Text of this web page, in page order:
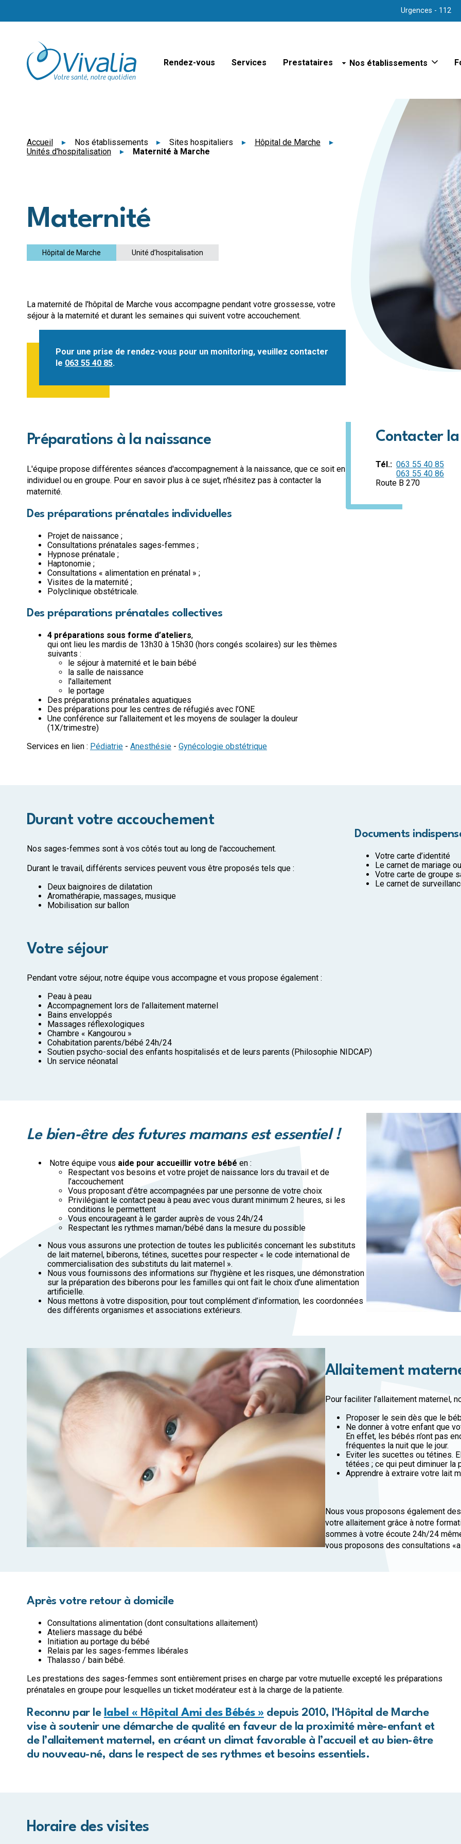
Urgences - 112
Rendez-vous Services Prestataires Nos établissements
Hôpital d'Arlon
Hôpital de Bastogne
Hôpital de Libramont
Hôpital de Marche
Hôpital de Virton
Hôpital psychiatrique de
Polyclinique de Vielsalm
Maison de repos et de
Maison de repos et de soins
Maison de repos et de
Maison de repos et de
Maison de repos et de
Maison de repos et de
Crèches
Crèche d'Arlon
Crèche de Libramont
Crèche de Marche
Maison de soins
MSP Belle-Vue à Athus
Accueil Nos établissements Sites hospitaliers
Hôpital de Marche
Unités d'hospitalisation
Maternité à Marche
Maternité
Hôpital de Marche Unité d’hospitalisation
La maternité de l'hôpital de Marche vous accompagne pendant votre grossesse, votre
séjour à la maternité et durant les semaines qui suivent votre accouchement.
Pour une prise de rendez-vous pour un monitoring, veuillez contacter
le 063 55 40 85.
Préparations à la naissance
L'équipe propose différentes séances d'accompagnement à la naissance, que ce soit en
individuel ou en groupe. Pour en savoir plus à ce sujet, n'hésitez pas à contacter la
maternité.
Des préparations prénatales individuelles
Projet de naissance ;
Consultations prénatales sages-femmes ;
Hypnose prénatale ;
Haptonomie ;
Consultations « alimentation en prénatal » ;
Visites de la maternité ;
Polyclinique obstétricale.
Des préparations prénatales collectives
4 préparations sous forme d’ateliers,
qui ont lieu les mardis de 13h30 à 15h30 (hors congés scolaires) sur les thèmes
suivants :
le séjour à maternité et le bain bébé
la salle de naissance
l'allaitement
le portage
Des préparations prénatales aquatiques
Des préparations pour les centres de réfugiés avec l’ONE
Une conférence sur l’allaitement et les moyens de soulager la douleur
(1X/trimestre)
Services en lien : Pédiatrie - Anesthésie - Gynécologie obstétrique
Contacter
Tél.
063 55 40 85
063 55 40 86
Route B 270
Durant votre accouchement
Nos sages-femmes sont à vos côtés tout au long de l'accouchement.
Durant le travail, différents services peuvent vous être proposés tels que :
Deux baignoires de dilatation
Aromathérapie, massages, musique
Mobilisation sur ballon
Documents
Votre carte d’identité
Le carnet de mariage
Votre carte de groupe
Le carnet de
Votre séjour
Pendant votre séjour, notre équipe vous accompagne et vous propose également :
Peau à peau
Accompagnement lors de l’allaitement maternel
Bains enveloppés
Massages réflexologiques
Chambre « Kangourou »
Cohabitation parents/bébé 24h/24
Soutien psycho-social des enfants hospitalisés et de leurs parents (Philosophie NIDCAP)
Un service néonatal
Le bien-être des futures mamans est essentiel !
Notre équipe vous aide pour accueillir votre bébé en :
Respectant vos besoins et votre projet de naissance lors du travail et de
l’accouchement
Vous proposant d’être accompagnées par une personne de votre choix
Privilégiant le contact peau à peau avec vous durant minimum 2 heures, si les
conditions le permettent
Vous encourageant à le garder auprès de vous 24h/24
Respectant les rythmes maman/bébé dans la mesure du possible
Nous vous assurons une protection de toutes les publicités concernant les substituts
de lait maternel, biberons, tétines, sucettes pour respecter « le code international de
commercialisation des substituts du lait maternel ».
Nous vous fournissons des informations sur l’hygiène et les risques, une démonstration
sur la préparation des biberons pour les familles qui ont fait le choix d’une alimentation
artificielle.
Nous mettons à votre disposition, pour tout complément d’information, les coordonnées
des différents organismes et associations extérieurs.
Allaitement
Pour faciliter l’allaitement maternel,
Proposer le sein dès que le
Ne donner à votre enfant que
En effet, les bébés n’ont pas
fréquentes la nuit que le jour.
Eviter les sucettes ou tétines.
tétées ; ce qui peut diminuer la
Apprendre à extraire votre lait
Nous vous proposons également
votre allaitement grâce à notre
sommes à votre écoute 24h/24
vous proposons des consultations
Après votre retour à domicile
Consultations alimentation (dont consultations allaitement)
Ateliers massage du bébé
Initiation au portage du bébé
Relais par les sages-femmes libérales
Thalasso / bain bébé.
Les prestations des sages-femmes sont entièrement prises en charge par votre mutuelle excepté les préparations
prénatales en groupe pour lesquelles un ticket modérateur est à la charge de la patiente.
Reconnu par le label « Hôpital Ami des Bébés » depuis 2010, l’Hôpital de Marche
vise à soutenir une démarche de qualité en faveur de la proximité mère-enfant et
de l’allaitement maternel, en créant un climat favorable à l’accueil et au bien-être
du nouveau-né, dans le respect de ses rythmes et besoins essentiels.
Horaire des visites